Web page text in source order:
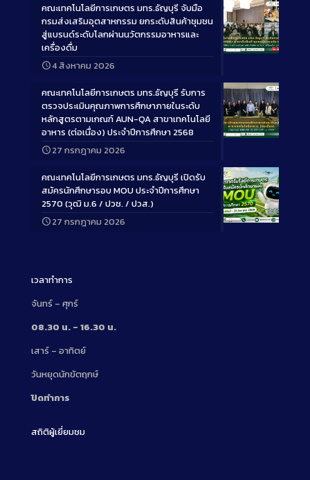
Long
คณะเทคโนโลยีการเกษตร มทร.ธัญบุรี จับมือ
กรมส่งเสริมอุตสาหกรรม ยกระดับสินค้าชุมชน
สู่แบรนด์ระดับโลกผ่านนวัตกรรมอาหารและ
เครื่องดื่ม
4 สิงหาคม 2026
Long
คณะเทคโนโลยีการเกษตร มทร.ธัญบุรี รับการ
ตรวจประเมินคุณภาพการศึกษาภายในระดับ
หลักสูตรตามเกณฑ์ AUN-QA สาขาเทคโนโลยี
อาหาร (ต่อเนื่อง) ประจำปีการศึกษา 2568
27 กรกฎาคม 2026
Long
คณะเทคโนโลยีการเกษตร มทร.ธัญบุรี เปิดรับ
สมัครนักศึกษารอบ MOU ประจำปีการศึกษา
2570 (วุฒิ ม.6 / ปวช. / ปวส.)
27 กรกฎาคม 2026
เวลาทำการ
จันทร์ – ศุกร์
08.30 น. – 16.30 น.
เสาร์ – อาทิตย์
วันหยุดนักขัตฤกษ์
ปิดทำการ
สถิติผู้เยี่ยมชม